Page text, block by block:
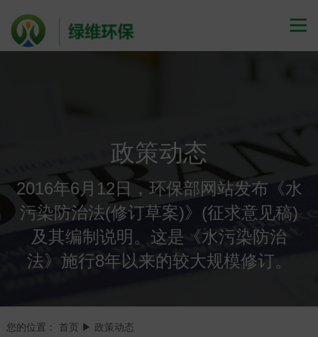

政策动态
2016年6月12日，环保部网站发布《水
污染防治法(修订草案)》(征求意见稿)
及其编制说明。这是《水污染防治
法》施行8年以来的较大规模修订。
您的位置： 首页 ▶ 政策动态